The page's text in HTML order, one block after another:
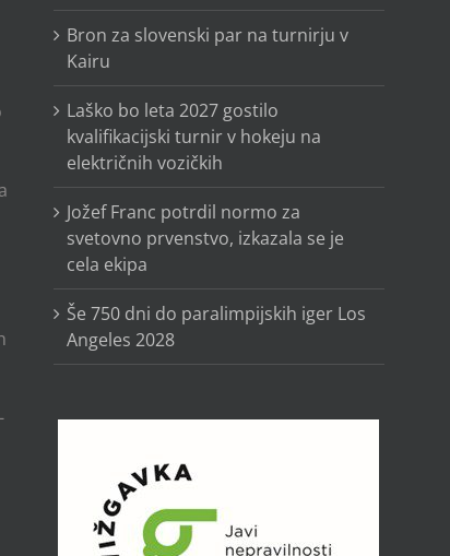
Bron za slovenski par na turnirju v
Kairu
Laško bo leta 2027 gostilo
kvalifikacijski turnir v hokeju na
električnih vozičkih
Jožef Franc potrdil normo za
svetovno prvenstvo, izkazala se je
cela ekipa
Še 750 dni do paralimpijskih iger Los
Angeles 2028